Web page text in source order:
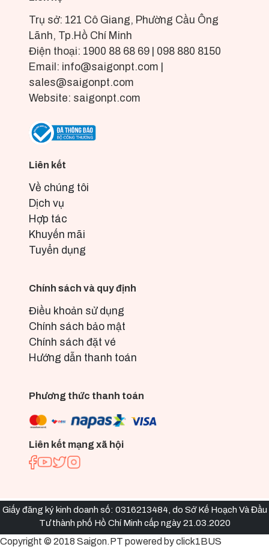
Trụ sở: 121 Cô Giang, Phường Cầu Ông
Lãnh, Tp.Hồ Chí Minh
Điện thoại: 1900 88 68 69 | 098 880 8150
Email: info@saigonpt.com |
sales@saigonpt.com
Website: saigonpt.com
Liên kết
Về chúng tôi
Dịch vụ
Hợp tác
Khuyến mãi
Tuyển dụng
Chính sách và quy định
Điều khoản sử dụng
Chính sách bảo mật
Chính sách đặt vé
Hướng dẫn thanh toán
Phương thức thanh toán
Liên kết mạng xã hội
Giấy đăng ký kinh doanh số: 0316213484, do Sở Kế Hoạch Và Đầu
Tư thành phố Hồ Chí Minh cấp ngày 21.03.2020
Copyright © 2018 Saigon.PT powered by click1BUS